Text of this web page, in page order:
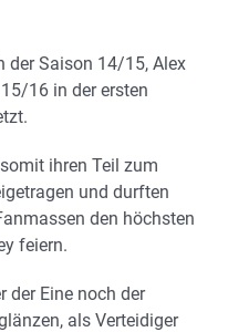
der Saison 14/15, Alex
16 in der ersten
ihren Teil zum
und durften
den höchsten
feiern.
der Eine noch der
als Verteidiger